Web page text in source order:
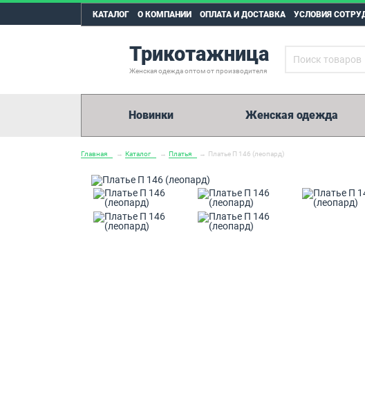
КАТАЛОГ О КОМПАНИИ ОПЛАТА И ДОСТАВКА УСЛОВИЯ
Трикотажница
Женская одежда оптом от производителя
Новинки Женская одежда
Главная → Каталог → Платья → Платье П 146 (леопард)